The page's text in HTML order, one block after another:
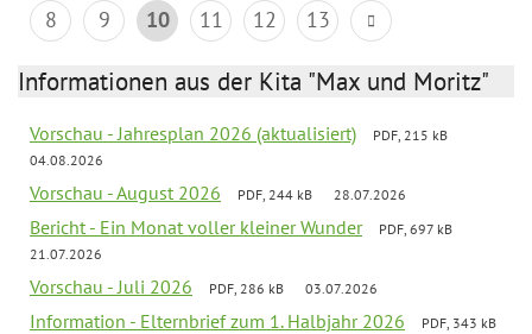
8 9 10 11 12 13
Informationen aus der Kita "Max und Moritz"
Vorschau - Jahresplan 2026 (aktualisiert)
PDF, 215 kB
04.08.2026
Vorschau - August 2026 PDF, 244 kB 28.07.2026
Bericht - Ein Monat voller kleiner Wunder
PDF, 697 kB
21.07.2026
Vorschau - Juli 2026 PDF, 286 kB 03.07.2026
Information - Elternbrief zum 1. Halbjahr 2026
PDF, 343 kB